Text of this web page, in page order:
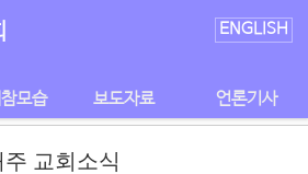
ENGLISH
모습 보도자료 언론기사
교회소식